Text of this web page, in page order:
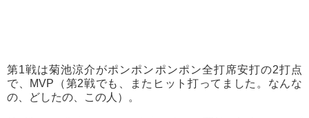
第1戦は菊池涼介がポンポンポンポン全打席安打の2打点
で、MVP（第2戦でも、またヒット打ってました。なんな
の、どしたの、この人）。